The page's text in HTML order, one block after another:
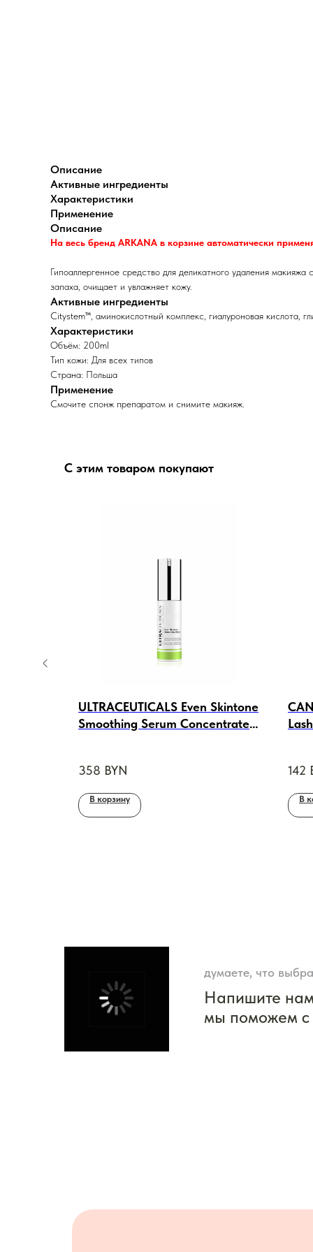
Описание
Активные ингредиенты
Характеристики
Применение
Описание
На весь бренд ARKANA в корзине автоматически
Гипоаллергенное средство для деликатного удаления
запаха, очищает и увлажняет кожу.
Активные ингредиенты
Citystem™, аминокислотный комплекс, гиалуроновая кислота,
Характеристики
Объём: 200ml
Тип кожи: Для всех типов
Страна: Польша
Применение
Смочите спонж препаратом и снимите макияж.
С этим товаром покупают
ULTRACEUTICALS Even Skintone
Smoothing Serum Concentrate
358 BYN
В корзину
142
В
думаете, что
Напишите
мы поможем